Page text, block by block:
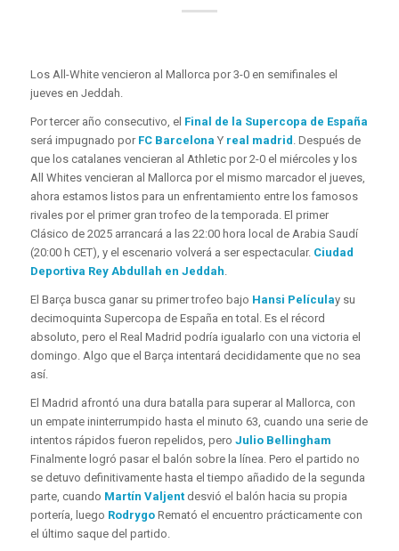
Los All-White vencieron al Mallorca por 3-0 en semifinales el
jueves en Jeddah.
Por tercer año consecutivo, el Final de la Supercopa de España
será impugnado por FC Barcelona Y real madrid . Después de
que los catalanes vencieran al Athletic por 2-0 el miércoles y los
All Whites vencieran al Mallorca por el mismo marcador el jueves,
ahora estamos listos para un enfrentamiento entre los famosos
rivales por el primer gran trofeo de la temporada. El primer
Clásico de 2025 arrancará a las 22:00 hora local de Arabia Saudí
(20:00 h CET), y el escenario volverá a ser espectacular. Ciudad
Deportiva Rey Abdullah en Jeddah.
El Barça busca ganar su primer trofeo bajo Hansi Películay su
decimoquinta Supercopa de España en total. Es el récord
absoluto, pero el Real Madrid podría igualarlo con una victoria el
domingo. Algo que el Barça intentará decididamente que no sea
así.
El Madrid afrontó una dura batalla para superar al Mallorca, con
un empate ininterrumpido hasta el minuto 63, cuando una serie de
intentos rápidos fueron repelidos, pero Julio Bellingham
Finalmente logró pasar el balón sobre la línea. Pero el partido no
se detuvo definitivamente hasta el tiempo añadido de la segunda
parte, cuando Martín Valjentdesvió el balón hacia su propia
portería, luego Rodrygo Remató el encuentro prácticamente con
el último saque del partido.